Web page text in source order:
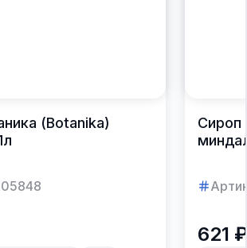
(Botanika)
Сироп
621 ₽